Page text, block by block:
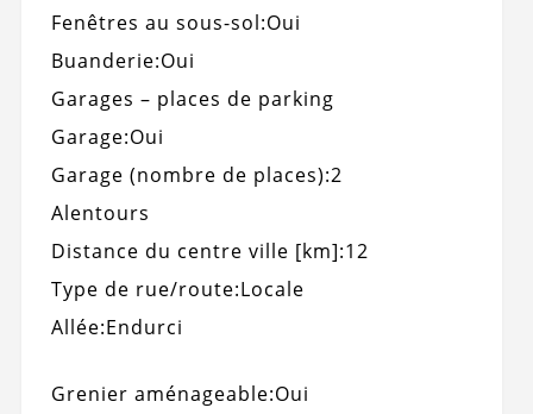
Fenêtres au sous-sol:Oui
Buanderie:Oui
Garages – places de parking
Garage:Oui
Garage (nombre de places):2
Alentours
Distance du centre ville [km]:12
Type de rue/route:Locale
Allée:Endurci
Grenier aménageable:Oui